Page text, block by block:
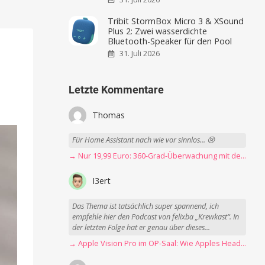
Tribit StormBox Micro 3 & XSound
Plus 2: Zwei wasserdichte
Bluetooth-Speaker für den Pool
31. Juli 2026
Letzte Kommentare
Thomas
Für Home Assistant nach wie vor sinnlos... 😢
→ Nur 19,99 Euro: 360-Grad-Überwachung mit der Blink Mini Pan-Tilt Kamera
I3ert
Das Thema ist tatsächlich super spannend, ich
empfehle hier den Podcast von felixba „Krewkast“. In
der letzten Folge hat er genau über dieses...
→ Apple Vision Pro im OP-Saal: Wie Apples Headset Operationen beschleunigt